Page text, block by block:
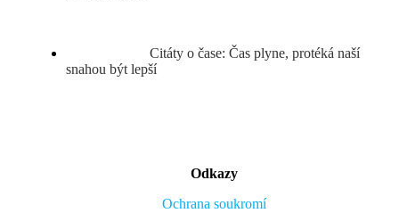
Citáty o čase: Čas plyne, protéká naší
snahou být lepší
Odkazy
Ochrana soukromí